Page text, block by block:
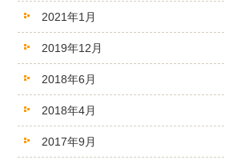
2021年1月
2019年12月
2018年6月
2018年4月
2017年9月